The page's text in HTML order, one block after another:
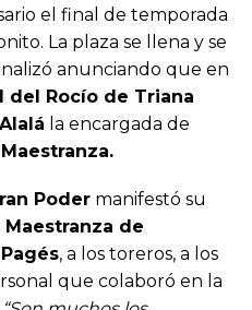
el final de temporada
La plaza se llena y se
anunciando que en
del Rocío de Triana
la encargada de
Maestranza.
Poder manifestó su
Maestranza de
Pagés, a los toreros, a los
que colaboró en la